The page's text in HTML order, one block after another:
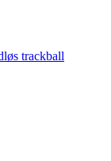
trackball